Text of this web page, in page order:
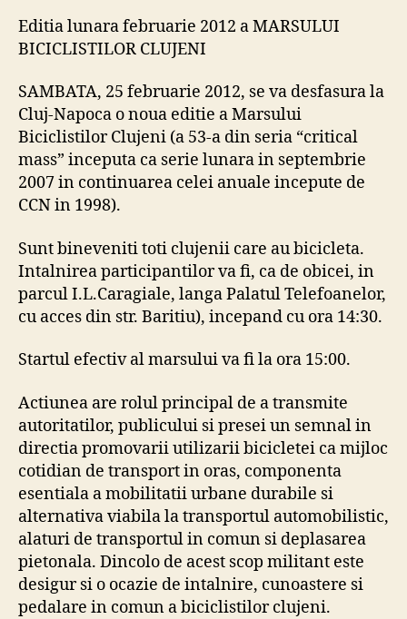
MARSULUI
Editia lunara februarie 2012 a MARSULUI
BICICLISTILOR CLUJENI
SAMBATA, 25 februarie 2012, se va desfasura la
Cluj-Napoca o noua editie a Marsului
Biciclistilor Clujeni (a 53-a din seria “critical
mass” inceputa ca serie lunara in septembrie
2007 in continuarea celei anuale incepute de
CCN in 1998).
Sunt bineveniti toti clujenii care au bicicleta.
Intalnirea participantilor va fi, ca de obicei, in
parcul I.L.Caragiale, langa Palatul Telefoanelor,
cu acces din str. Baritiu), incepand cu ora 14:30.
Startul efectiv al marsului va fi la ora 15:00.
Actiunea are rolul principal de a transmite
autoritatilor, publicului si presei un semnal in
directia promovarii utilizarii bicicletei ca mijloc
cotidian de transport in oras, componenta
esentiala a mobilitatii urbane durabile si
alternativa viabila la transportul automobilistic,
alaturi de transportul in comun si deplasarea
pietonala. Dincolo de acest scop militant este
desigur si o ocazie de intalnire, cunoastere si
pedalare in comun a biciclistilor clujeni.